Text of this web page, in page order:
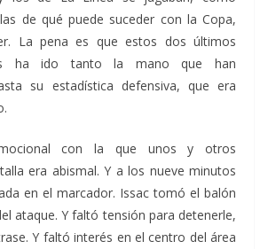
de qué puede suceder con la Copa,
La pena es que estos dos últimos
ha ido tanto la mano que han
su estadística defensiva, que era
con la que unos y otros
era abismal. Y a los nueve minutos
en el marcador. Issac tomó el balón
ataque. Y faltó tensión para detenerle,
Y faltó interés en el centro del área